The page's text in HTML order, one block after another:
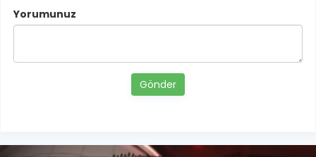
Yorumunuz
Gönder